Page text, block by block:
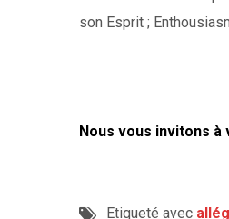
son Esprit ;
Nous vous invitons à
Etiqueté avec